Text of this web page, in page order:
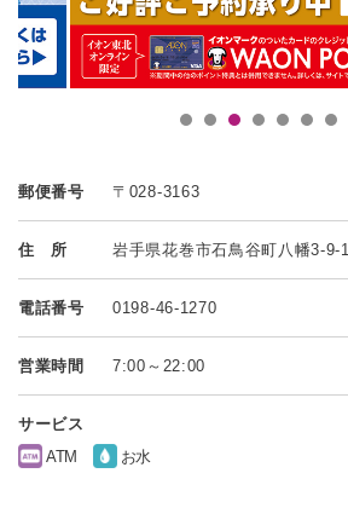
郵便番号 〒028-3163
住 所 岩手県花巻市石鳥谷町八幡3-9-1
電話番号 0198-46-1270
営業時間 7:00～22:00
サービス
ATM
お水